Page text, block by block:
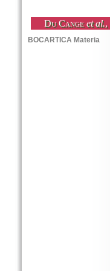
Du Cange et al.,